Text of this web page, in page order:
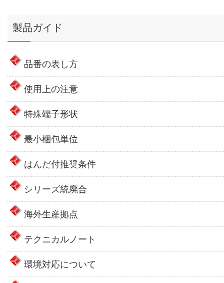
製品ガイド
品番の表し方
使用上の注意
特殊端子形状
最小梱包単位
はんだ付推奨条件
シリーズ統廃合
海外生産拠点
テクニカルノート
環境対応について